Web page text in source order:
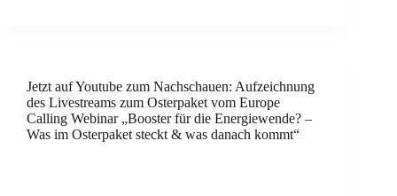
Jetzt auf Youtube zum Nachschauen: Aufzeichnung
des Livestreams zum Osterpaket vom Europe
Calling Webinar „Booster für die Energiewende? –
Was im Osterpaket steckt & was danach kommt“